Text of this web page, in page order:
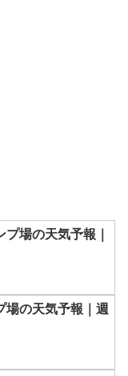
場の天気予報｜
場の天気予報｜週